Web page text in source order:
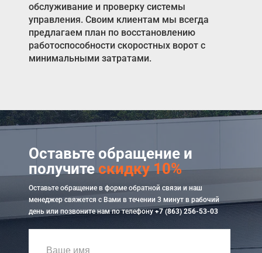
обслуживание и проверку системы
управления. Своим клиентам мы всегда
предлагаем план по восстановлению
работоспособности скоростных ворот с
минимальными затратами.
Оставьте обращение и
получитескидку 10%
Оставьте обращение в форме обратной связи и наш
менеджер свяжется с Вами в течении 3 минут в рабочий
день или позвоните нам по телефону+7 (863) 256-53-03